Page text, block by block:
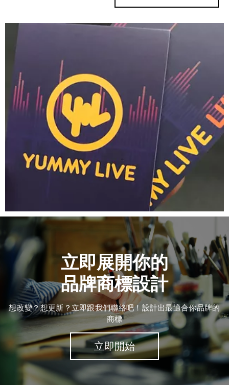
立即展開你的
品牌商標設計
想改變？想更新？立即跟我們聯絡吧！設計出最適合你品牌的
商標
立即開始